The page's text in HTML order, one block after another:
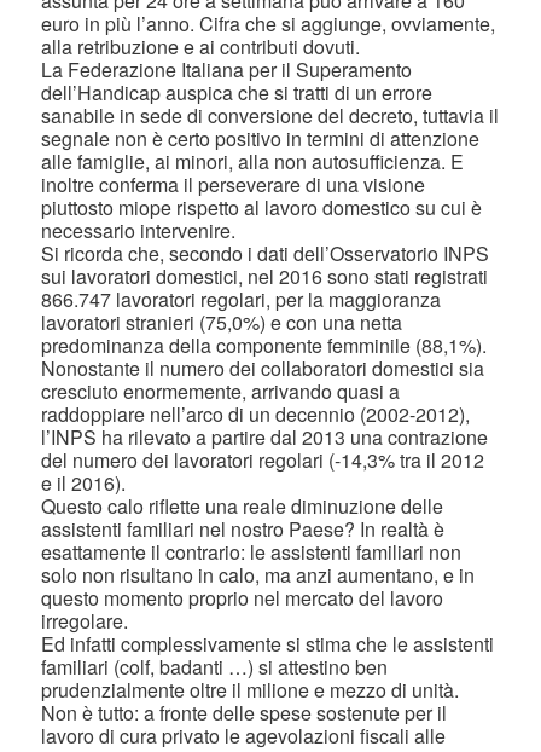
euro in più l’anno. Cifra che si aggiunge, ovviamente,
alla retribuzione e ai contributi dovuti.
La Federazione Italiana per il Superamento
dell’Handicap auspica che si tratti di un errore
sanabile in sede di conversione del decreto, tuttavia il
segnale non è certo positivo in termini di attenzione
alle famiglie, ai minori, alla non autosufficienza. E
inoltre conferma il perseverare di una visione
piuttosto miope rispetto al lavoro domestico su cui è
necessario intervenire.
Si ricorda che, secondo i dati dell’Osservatorio INPS
sui lavoratori domestici, nel 2016 sono stati registrati
866.747 lavoratori regolari, per la maggioranza
lavoratori stranieri (75,0%) e con una netta
predominanza della componente femminile (88,1%).
Nonostante il numero dei collaboratori domestici sia
cresciuto enormemente, arrivando quasi a
raddoppiare nell’arco di un decennio (2002-2012),
l’INPS ha rilevato a partire dal 2013 una contrazione
del numero dei lavoratori regolari (-14,3% tra il 2012
e il 2016).
Questo calo riflette una reale diminuzione delle
assistenti familiari nel nostro Paese? In realtà è
esattamente il contrario: le assistenti familiari non
solo non risultano in calo, ma anzi aumentano, e in
questo momento proprio nel mercato del lavoro
irregolare.
Ed infatti complessivamente si stima che le assistenti
familiari (colf, badanti …) si attestino ben
prudenzialmente oltre il milione e mezzo di unità.
Non è tutto: a fronte delle spese sostenute per il
lavoro di cura privato le agevolazioni fiscali alle